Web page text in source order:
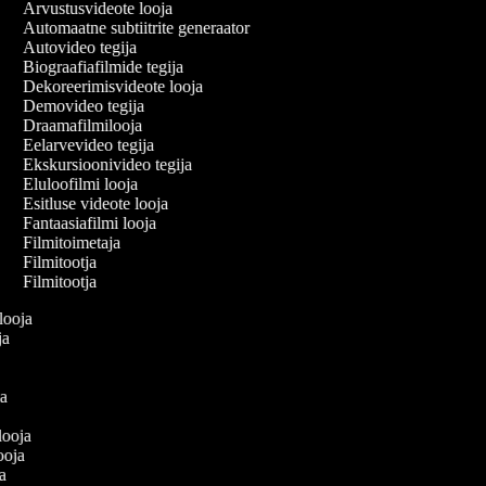
Arvustusvideote looja
Automaatne subtiitrite generaator
Autovideo tegija
Biograafiafilmide tegija
Dekoreerimisvideote looja
Demovideo tegija
Draamafilmilooja
Eelarvevideo tegija
Ekskursioonivideo tegija
Eluloofilmi looja
Esitluse videote looja
Fantaasiafilmi looja
Filmitoimetaja
Filmitootja
Filmitootja